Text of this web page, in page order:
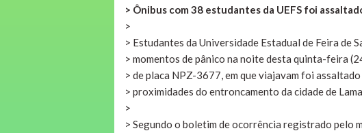
> Ônibus com 38 estudantes da UEFS foi
>
> Estudantes da Universidade Estadual de Feira de
> momentos de pânico na noite desta quinta-feira
> de placa NPZ-3677, em que viajavam foi
> proximidades do entroncamento da cidade de
>
> Segundo o boletim de ocorrência registrado pelo